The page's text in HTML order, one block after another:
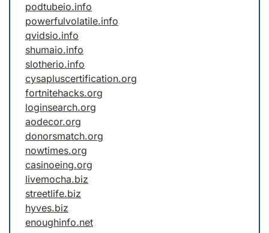
podtubeio.info
powerfulvolatile.info
qvidsio.info
shumaio.info
slotherio.info
cysapluscertification.org
fortnitehacks.org
loginsearch.org
aodecor.org
donorsmatch.org
nowtimes.org
casinoeing.org
livemocha.biz
streetlife.biz
hyves.biz
enoughinfo.net